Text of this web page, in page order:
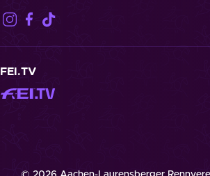
Impressum
Kontakt
Cookies
FEI.TV